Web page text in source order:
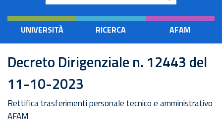
UNIVERSITÀ RICERCA AFAM
Decreto Dirigenziale n. 12443 del
11-10-2023
Rettifica trasferimenti personale tecnico e amministrativo
AFAM